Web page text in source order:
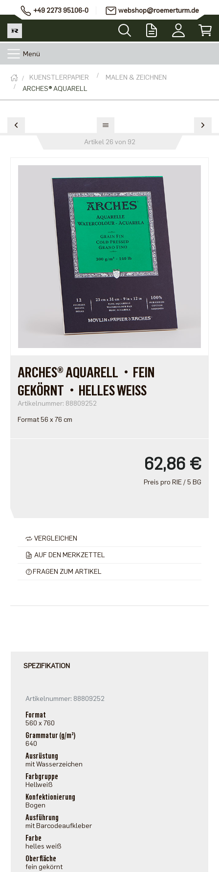
+49 2273 95106-0 webshop@roemerturm.de
Menü
KUENSTLERPAPIER
MALEN & ZEICHNEN
ARCHES® AQUARELL
Artikel 26 von 92
ARCHES® AQUARELL・FEIN
GEKÖRNT・HELLES WEISS
Artikelnummer: 88809252
Format 56 x 76 cm
62,86 €
Preis pro RIE / 5 BG
VERGLEICHEN
AUF DEN MERKZETTEL
FRAGEN ZUM ARTIKEL
SPEZIFIKATION
Artikelnummer: 88809252
Format
560 x 760
Grammatur (g/m²)
640
Ausrüstung
mit Wasserzeichen
Farbgruppe
Hellweiß
Konfektionierung
Bogen
Ausführung
mit Barcodeaufkleber
Farbe
helles weiß
Oberfläche
fein gekörnt